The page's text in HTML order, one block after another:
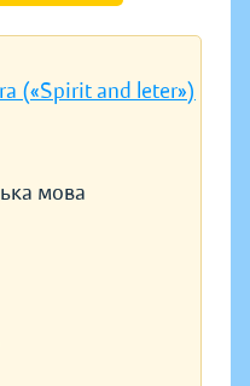
(«Spirit and leter»)
мова